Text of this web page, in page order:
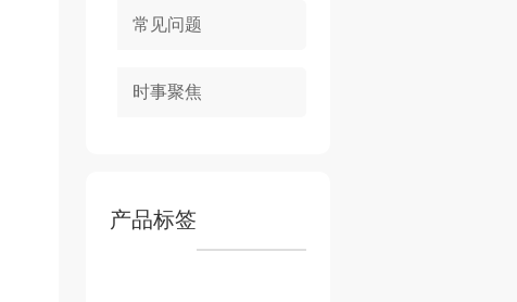
常见问题
时事聚焦
产品标签